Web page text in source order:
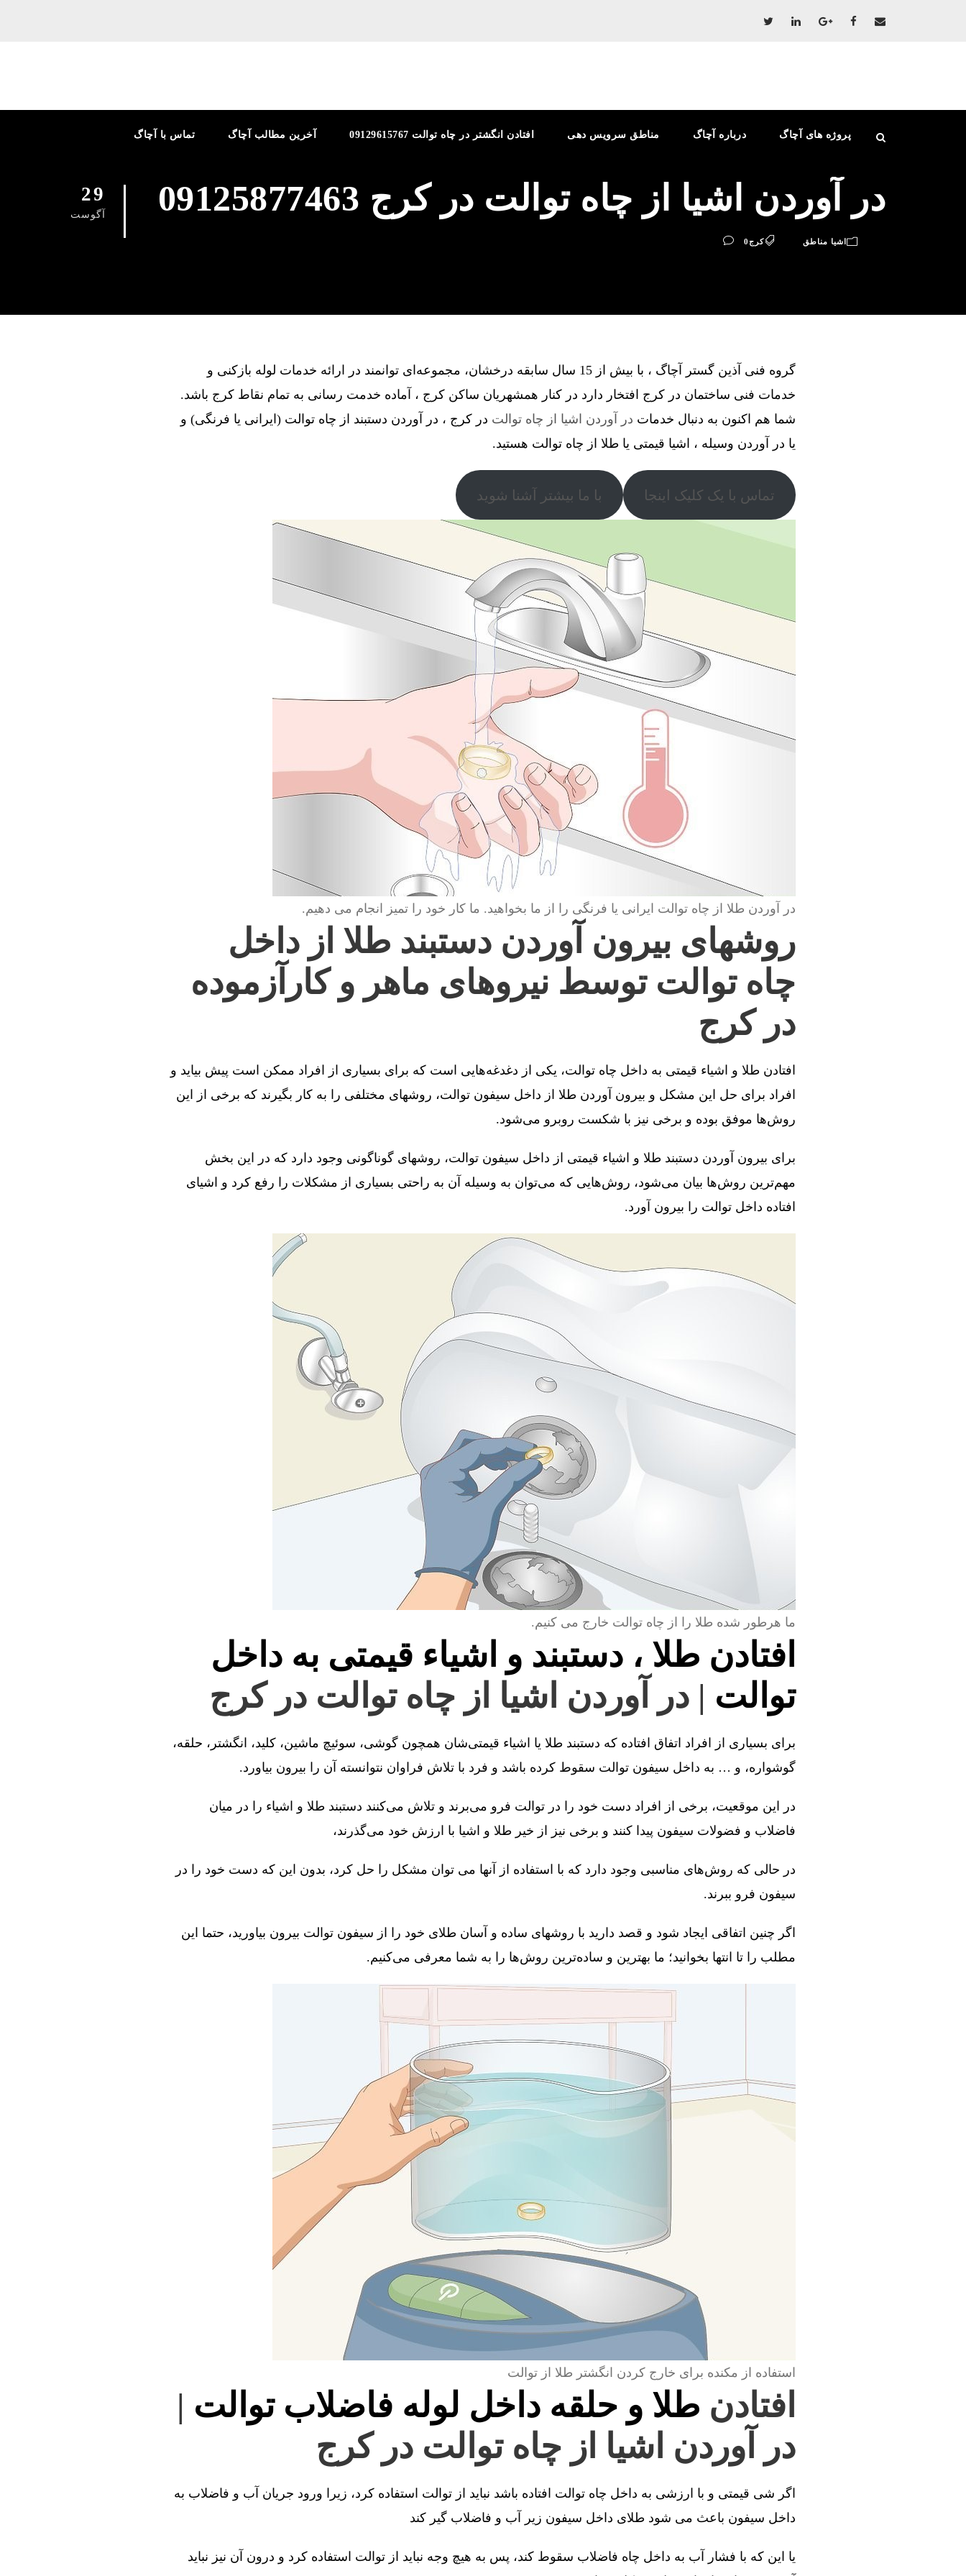
تماس با آچاگ آخرین مطالب آچاگ افتادن انگشتر در چاه توالت 09129615767 مناطق سرویس دهی درباره آچاگ پروژه های آچاگ
29
آگوست در آوردن اشیا از چاه توالت در کرج 09125877463
اشیا مناطق کرج0
گروه فنی آذین گستر آچاگ ، با بیش از 15 سال سابقه درخشان، مجموعه‌ای توانمند در ارائه خدمات لوله بازکنی و
خدمات فنی ساختمان در کرج افتخار دارد در کنار همشهریان ساکن کرج ، آماده خدمت رسانی به تمام نقاط کرج باشد.
شما هم اکنون به دنبال خدمات در آوردن اشیا از چاه توالت در کرج ، در آوردن دستبند از چاه توالت (ایرانی یا فرنگی) و
یا در آوردن وسیله ، اشیا قیمتی یا طلا از چاه توالت هستید.
تماس با یک کلیک اینجا با ما بیشتر آشنا شوید
در آوردن طلا از چاه توالت ایرانی یا فرنگی را از ما بخواهید. ما کار خود را تمیز انجام می دهیم.
روشهای بیرون آوردن دستبند طلا از داخل
چاه توالت توسط نیروهای ماهر و کارآزموده
در کرج
افتادن طلا و اشیاء قیمتی به داخل چاه توالت، یکی از دغدغه‌هایی است که برای بسیاری از افراد ممکن است پیش بیاید و
افراد برای حل این مشکل و بیرون آوردن طلا از داخل سیفون توالت، روشهای مختلفی را به کار بگیرند که برخی از این
روش‌ها موفق بوده و برخی نیز با شکست روبرو می‌شود.
برای بیرون آوردن دستبند طلا و اشیاء قیمتی از داخل سیفون توالت، روشهای گوناگونی وجود دارد که در این بخش
مهم‌ترین روش‌ها بیان می‌شود، روش‌هایی که می‌توان به وسیله آن به راحتی بسیاری از مشکلات را رفع کرد و اشیای
افتاده داخل توالت را بیرون آورد.
ما هرطور شده طلا را از چاه توالت خارج می کنیم.
افتادن طلا ، دستبند و اشیاء قیمتی به داخل
توالت | در آوردن اشیا از چاه توالت در کرج
برای بسیاری از افراد اتفاق افتاده که دستبند طلا یا اشیاء قیمتی‌شان همچون گوشی، سوئیچ ماشین، کلید، انگشتر، حلقه،
گوشواره، و … به داخل سیفون توالت سقوط کرده باشد و فرد با تلاش فراوان نتوانسته آن را بیرون بیاورد.
در این موقعیت، برخی از افراد دست خود را در توالت فرو می‌برند و تلاش می‌کنند دستبند طلا و اشیاء را در میان
فاضلاب و فضولات سیفون پیدا کنند و برخی نیز از خیر طلا و اشیا با ارزش خود می‌گذرند،
در حالی که روش‌های مناسبی وجود دارد که با استفاده از آنها می توان مشکل را حل کرد، بدون این که دست خود را در
سیفون فرو ببرند.
اگر چنین اتفاقی ایجاد شود و قصد دارید با روشهای ساده و آسان طلای خود را از سیفون توالت بیرون بیاورید، حتما این
مطلب را تا انتها بخوانید؛ ما بهترین و ساده‌ترین روش‌ها را به شما معرفی می‌کنیم.
استفاده از مکنده برای خارج کردن انگشتر طلا از توالت
افتادن طلا و حلقه داخل لوله فاضلاب توالت |
در آوردن اشیا از چاه توالت در کرج
اگر شی قیمتی و با ارزشی به داخل چاه توالت افتاده باشد نباید از توالت استفاده کرد، زیرا ورود جریان آب و فاضلاب به
داخل سیفون باعث می شود طلای داخل سیفون زیر آب و فاضلاب گیر کند
یا این که با فشار آب به داخل چاه فاضلاب سقوط کند، پس به هیچ وجه نباید از توالت استفاده کرد و درون آن نیز نباید